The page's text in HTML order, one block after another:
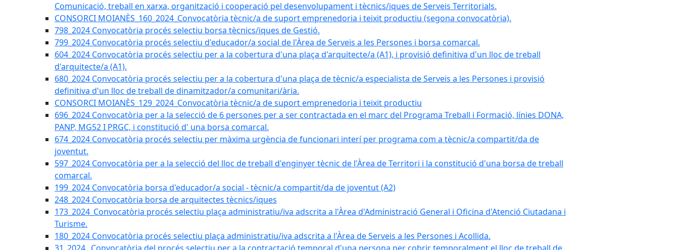
Comunicació, treball en xarxa, organització i cooperació pel desenvolupament i tècnics/iques de Serveis Territorials.
CONSORCI MOIANÈS_160_2024_Convocatòria tècnic/a de suport emprenedoria i teixit productiu (segona convocatòria).
798_2024 Convocatòria procés selectiu borsa tècnics/iques de Gestió.
799_2024 Convocatòria procés selectiu d'educador/a social de l'Àrea de Serveis a les Persones i borsa comarcal.
604_2024 Convocatòria procés selectiu per a la cobertura d'una plaça d'arquitecte/a (A1), i provisió definitiva d'un lloc de treball
d'arquitecte/a (A1).
680_2024 Convocatòria procés selectiu per a la cobertura d'una plaça de tècnic/a especialista de Serveis a les Persones i provisió
definitiva d'un lloc de treball de dinamitzador/a comunitari/ària.
CONSORCI MOIANÈS_129_2024_Convocatòria tècnic/a de suport emprenedoria i teixit productiu
696_2024 Convocatòria per a la selecció de 6 persones per a ser contractada en el marc del Programa Treball i Formació, línies DONA,
PANP, MG52 I PRGC, i constitució d' una borsa comarcal.
674_2024 Convocatòria procés selectiu per màxima urgència de funcionari interí per programa com a tècnic/a compartit/da de
joventut.
597_2024 Convocatòria per a la selecció del lloc de treball d'enginyer tècnic de l'Àrea de Territori i la constitució d'una borsa de treball
comarcal.
199_2024 Convocatòria borsa d'educador/a social - tècnic/a compartit/da de joventut (A2)
248_2024 Convocatòria borsa de arquitectes tècnics/iques
173_2024_Convocatòria procés selectiu plaça administratiu/iva adscrita a l'Àrea d'Administració General i Oficina d'Atenció Ciutadana i
Turisme.
180_2024 Convocatòria procés selectiu plaça administratiu/iva adscrita a l'Àrea de Serveis a les Persones i Acollida.